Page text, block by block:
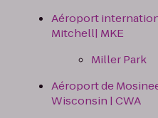
Aéroport
Mitchell| MKE
Miller Park
Aéroport de
Wisconsin | CWA